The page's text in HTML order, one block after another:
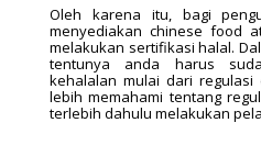
Oleh karena itu, bagi
menyediakan chinese food
melakukan sertifikasi halal.
tentunya anda harus
kehalalan mulai dari
lebih memahami tentang
terlebih dahulu melakukan